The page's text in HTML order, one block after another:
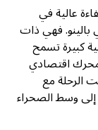
عالية في
بالينو. فهي ذات
كبيرة تسمح
اقتصادي
الرحلة مع
إلى وسط الصحراء